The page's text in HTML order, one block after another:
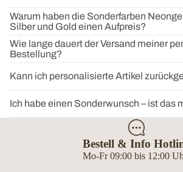
Warum haben die Sonderfarben
Silber und Gold einen Aufpreis?
Wie lange dauert der Versand meiner
Bestellung?
Kann ich personalisierte Artikel
Ich habe einen Sonderwunsch – ist das
Bestell & Info
Mo-Fr 09:00 bis 12:00